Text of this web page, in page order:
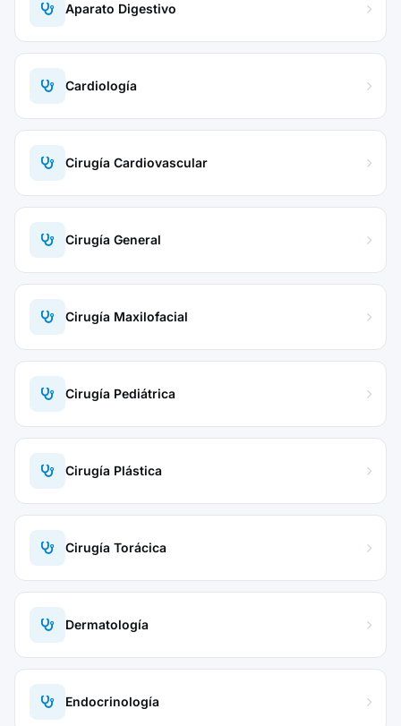
Aparato Digestivo
Cardiología
Cirugía Cardiovascular
Cirugía General
Cirugía Maxilofacial
Cirugía Pediátrica
Cirugía Plástica
Cirugía Torácica
Dermatología
Endocrinología